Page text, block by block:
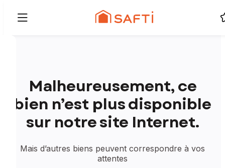
Malheureusement, ce
bien n’est plus disponible
sur notre site Internet.
Mais d’autres biens peuvent correspondre à vos
attentes